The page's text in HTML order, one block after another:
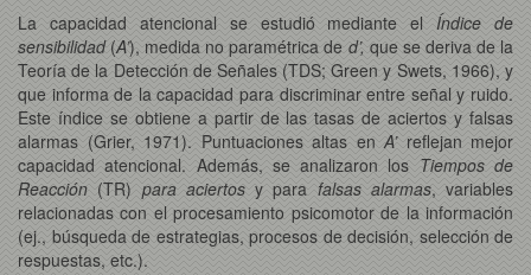
La capacidad atencional se estudió mediante el Índice de
sensibilidad(A’), medida no paramétrica de d’, que se deriva de la
Teoría de la Detección de Señales (TDS; Green y Swets, 1966), y
que informa de la capacidad para discriminar entre señal y ruido.
Este índice se obtiene a partir de las tasas de aciertos y falsas
alarmas (Grier, 1971). Puntuaciones altas en A’reflejan mejor
capacidad atencional. Además, se analizaron los Tiempos de
Reacción (TR) para aciertosy para falsas alarmas, variables
relacionadas con el procesamiento psicomotor de la información
(ej., búsqueda de estrategias, procesos de decisión, selección de
respuestas, etc.).